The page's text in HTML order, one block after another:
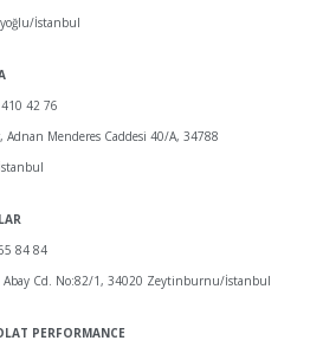
İstanbul
42 76
Adnan Menderes Caddesi 40/A, 34788
84 84
Abay Cd. No:82/1, 34020 Zeytinburnu/İstanbul
PERFORMANCE